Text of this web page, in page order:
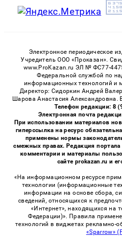
Электронное периодическое
Учредитель ООО «Проказан».
www.ProKazan.ru ЭЛ № ФС77-
Федеральной службой по
информационных технологий и
Директор: Сидоркин Андрей
Шарова Анастасия Александровна.
Телефон редакции: 8
Электронная почта
При использовании материалов
гиперссылка на ресурс
применены нормы
смежных правах. Редакция портала
комментарии и материалы
сайте prokazan.ru и
«На информационном ресурсе
технологии (информационные
информации на основе сбора,
сведений, относящихся к
«Интернет», находящихся на
Федерации)». Правила
технологий в виджетах рекламно-
«Sparrow»